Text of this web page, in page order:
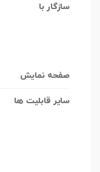
سازگار با
صفحه نمایش
سایر قابلیت ها